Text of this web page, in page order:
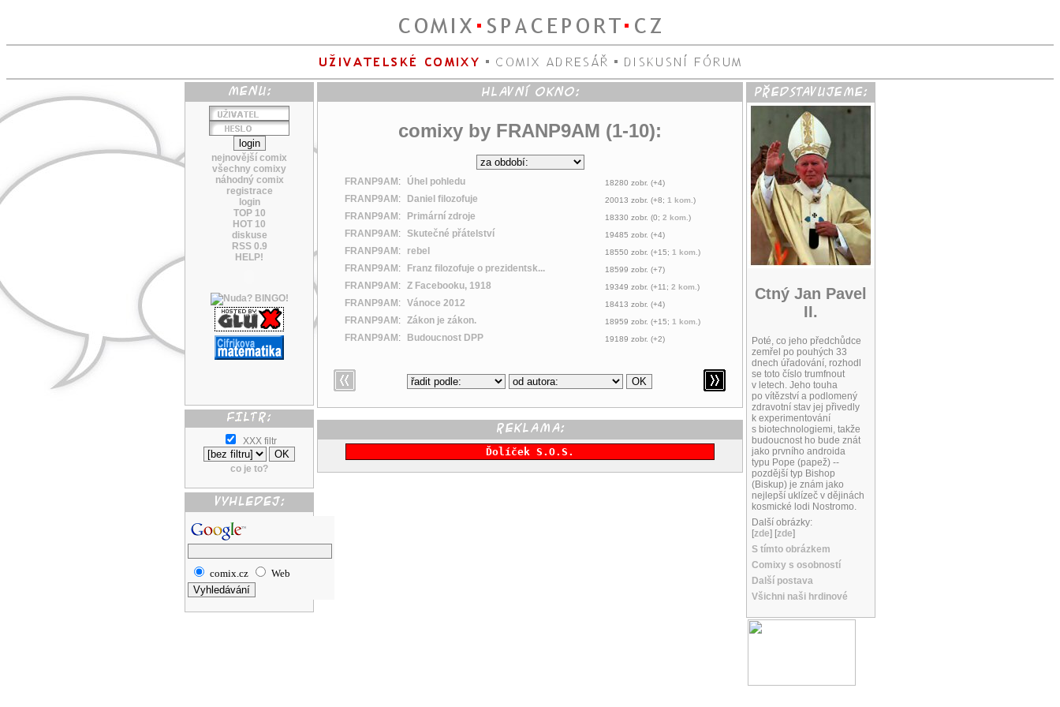
nejnovější comix
všechny comixy
náhodný comix
registrace
login
TOP 10
HOT 10
diskuse
RSS 0.9
HELP!
XXX filtr
co je to?
comix.cz Web
comixy by FRANP9AM (1-10):
FRANP9AM : Úhel pohledu 18280 zobr. (+4)
FRANP9AM : Daniel filozofuje 20013 zobr. (+8; 1 kom. )
FRANP9AM : Primární zdroje 18330 zobr. (0; 2 kom. )
FRANP9AM : Skutečné přátelství 19485 zobr. (+4)
FRANP9AM : rebel 18550 zobr. (+15; 1 kom. )
FRANP9AM : Franz filozofuje o prezidentsk... 18599 zobr. (+7)
FRANP9AM : Z Facebooku, 1918 19349 zobr. (+11; 2 kom. )
FRANP9AM : Vánoce 2012 18413 zobr. (+4)
FRANP9AM : Zákon je zákon. 18959 zobr. (+15; 1 kom. )
FRANP9AM : Budoucnost DPP 19189 zobr. (+2)
Ďolíček S.O.S.
Ctný Jan Pavel
II.
Poté, co jeho předchůdce
zemřel po pouhých 33
dnech úřadování, rozhodl
se toto číslo trumfnout
v letech. Jeho touha
po vítězství a podlomený
zdravotní stav jej přivedly
k experimentování
s biotechnologiemi, takže
budoucnost ho bude znát
jako prvního androida
typu Pope (papež) --
pozdější typ Bishop
(Biskup) je znám jako
nejlepší uklízeč v dějinách
kosmické lodi Nostromo.
Další obrázky:
[zde] [zde]
S tímto obrázkem
Comixy s osobností
Další postava
Všichni naši hrdinové